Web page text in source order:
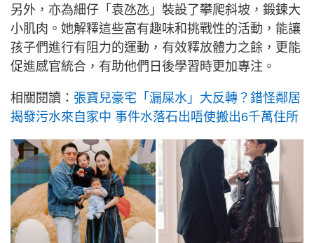
另外，亦為細仔「袁氹氹」裝設了攀爬斜坡，鍛鍊大
小肌肉。她解釋這些富有趣味和挑戰性的活動，能讓
孩子們進行有阻力的運動，有效釋放體力之餘，更能
促進感官統合，有助他們日後學習時更加專注。
相關閱讀： 張寶兒豪宅「漏屎水」大反轉？錯怪鄰居
揭發污水來自家中 事件水落石出唔使搬出6千萬住所